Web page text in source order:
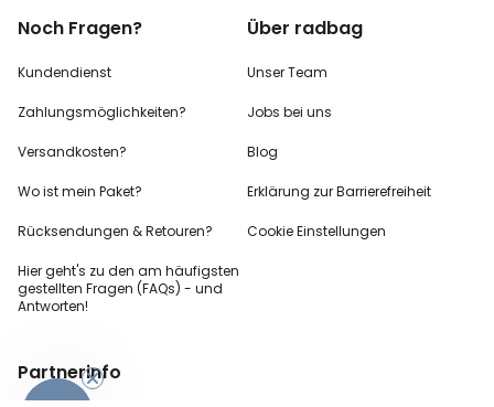
Noch Fragen?
Kundendienst
Zahlungsmöglichkeiten?
Versandkosten?
Wo ist mein Paket?
Rücksendungen & Retouren?
Hier geht's zu den am häufigsten
gestellten Fragen (FAQs) - und
Antworten!
Über radbag
Unser Team
Jobs bei uns
Blog
Erklärung zur Barrierefreiheit
Cookie Einstellungen
Partnerinfo